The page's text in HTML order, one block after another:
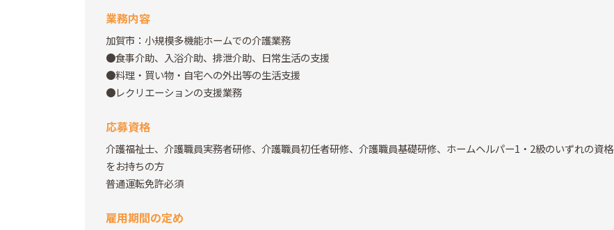
業務内容
加賀市：小規模多機能ホームでの介護業務
●食事介助、入浴介助、排泄介助、日常生活の支援
●料理・買い物・自宅への外出等の生活支援
●レクリエーションの支援業務
応募資格
介護福祉士、介護職員実務者研修、介護職員初任者研修、介護職員基礎研修、ホームヘルパー1・2級のいずれの資格
をお持ちの方
普通運転免許必須
雇用期間の定め